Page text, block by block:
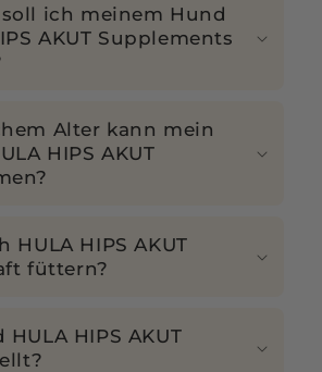
ich meinem Hund
AKUT Supplements
Alter kann mein
HIPS AKUT
HULA HIPS AKUT
füttern?
HIPS AKUT